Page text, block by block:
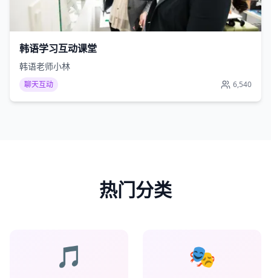
韩语学习互动课堂
韩语老师小林
聊天互动 6,540
热门分类
🎵 🎭